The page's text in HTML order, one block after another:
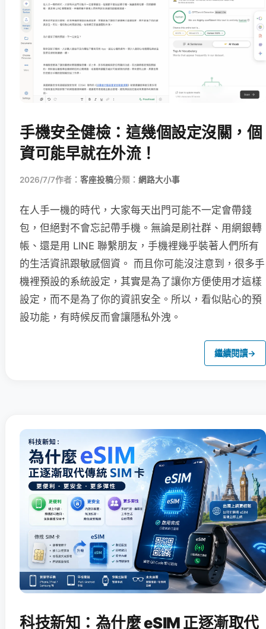
手機安全健檢：這幾個設定沒關，個
資可能早就在外流！
2026/7/7作者： 客座投稿分類： 網路大小事
在人手一機的時代，大家每天出門可能不一定會帶錢
包，但絕對不會忘記帶手機。無論是刷社群、用網銀轉
帳、還是用 LINE 聯繫朋友，手機裡幾乎裝著人們所有
的生活資訊跟敏感個資。 而且你可能沒注意到，很多手
機裡預設的系統設定，其實是為了讓你方便使用才這樣
設定，而不是為了你的資訊安全。所以，看似貼心的預
設功能，有時候反而會讓隱私外洩。
繼續閱讀→
科技新知：為什麼 eSIM 正逐漸取代